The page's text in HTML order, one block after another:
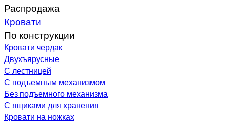
Распродажа
Кровати
По конструкции
Кровати чердак
Двухъярусные
С лестницей
С подъемным механизмом
Без подъемного механизма
С ящиками для хранения
Кровати на ножках